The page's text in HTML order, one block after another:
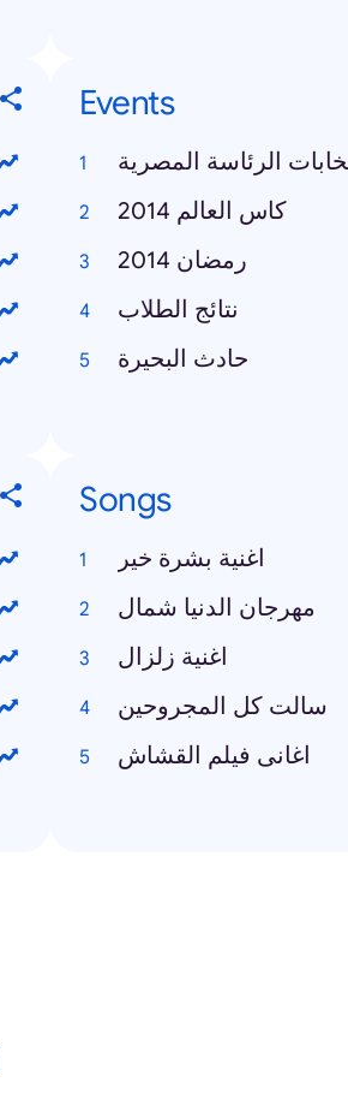
Events
الرئاسة المصرية
كاس العالم 2014
رمضان 2014
نتائج الطلاب
حادث البحيرة
Songs
اغنية بشرة خير
مهرجان الدنيا شمال
اغنية زلزال
سالت كل المجروحين
اغانى فيلم القشاش